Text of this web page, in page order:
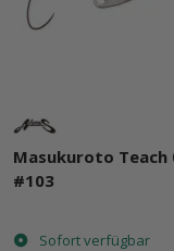
Masukuroto Teach
#103
Sofort verfügbar